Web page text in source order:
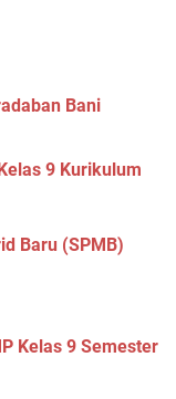
Bani
9 Kurikulum
Baru (SPMB)
Kelas 9 Semester